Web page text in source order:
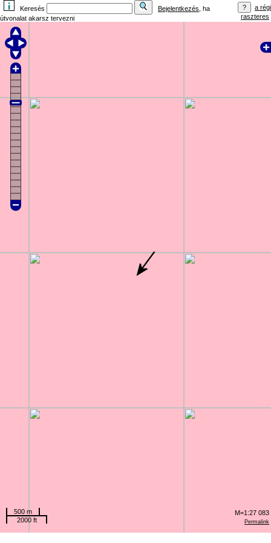
Keresés Bejelentkezés , ha
útvonalat akarsz tervezni
a régi
raszteres
Permalink
500 m
2000 ft
M=1:27 083